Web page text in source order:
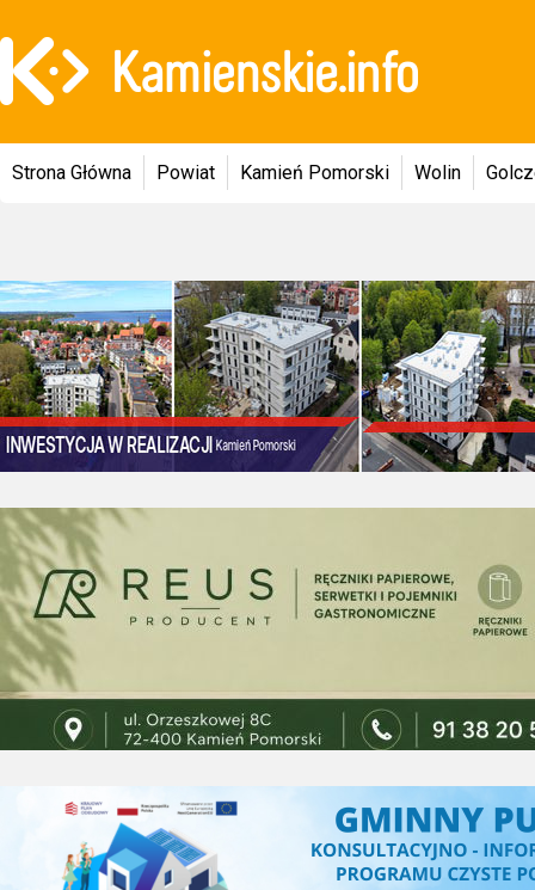
Strona Główna Powiat Kamień Pomorski Wolin